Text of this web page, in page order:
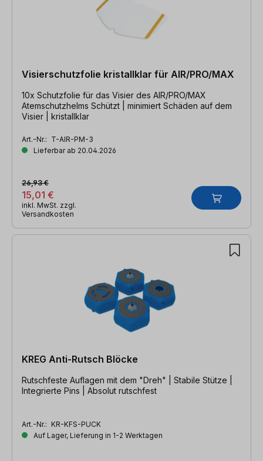
Visierschutzfolie kristallklar für AIR/PRO/MAX
10x Schutzfolie für das Visier des AIR/PRO/MAX
Atemschutzhelms Schützt | minimiert Schäden auf dem
Visier | kristallklar
Art.-Nr.: T-AIR-PM-3
Lieferbar ab 20.04.2026
15,01 €
26,93 €
inkl. MwSt. zzgl.
Versandkosten
KREG Anti-Rutsch Blöcke
Rutschfeste Auflagen mit dem "Dreh" | Stabile Stütze |
Integrierte Pins | Absolut rutschfest
Art.-Nr.: KR-KFS-PUCK
Auf Lager, Lieferung in 1-2 Werktagen